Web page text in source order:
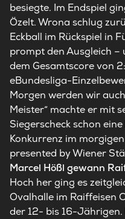
besiegte. Im Endspiel
Özelt. Wrona schlug
Eckball im Rückspiel in
prompt den Ausgleich –
dem Gesamtscore von
eBundesliga-
Morgen werden wir
Meister“ machte er mit
Siegerscheck schon
Konkurrenz im
presented by Wiener
Marcel Hößl gewann
Hoch her ging es
Ovalhalle im Raiffeisen
der 12- bis 16-Jährigen.